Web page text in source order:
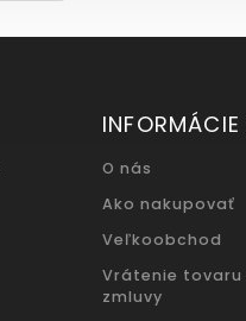
INFORMÁCIE
O nás
Ako nakupovať
Veľkoobchod
Vrátenie
zmluvy